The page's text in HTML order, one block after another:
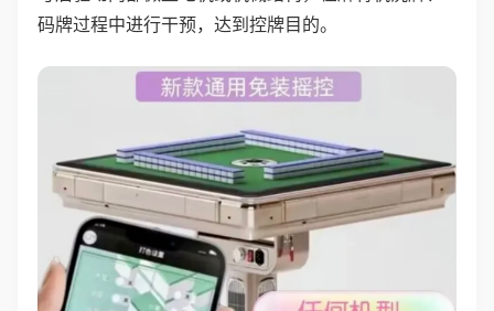
码牌过程中进行干预，达到控牌目的。